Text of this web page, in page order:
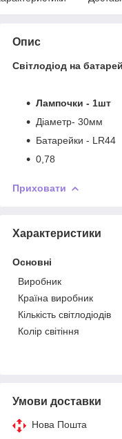
Опис
Світлодіод на
Лампочки - 1шт
Діаметр- 30мм
Батарейки - LR44
0,78
Приховати
Характеристики
Основні
Виробник
Країна виробник
Кількість світлодіодів
Колір світіння
Умови доставки
Нова Пошта